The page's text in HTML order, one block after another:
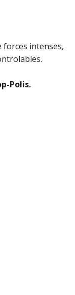
forces intenses,
Polis.